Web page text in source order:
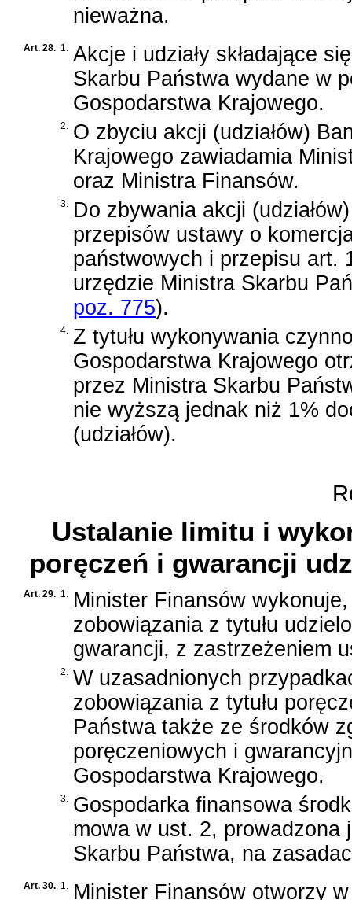
nieważna.
Art. 28. 1. Akcje i udziały składające
Skarbu Państwa wydane w
Gospodarstwa Krajowego.
2. O zbyciu akcji (udziałów)
Krajowego zawiadamia
oraz Ministra Finansów.
3. Do zbywania akcji
przepisów ustawy o
państwowych i przepisu art.
urzędzie Ministra Skarbu
poz. 775).
4. Z tytułu wykonywania
Gospodarstwa Krajowego
przez Ministra Skarbu
nie wyższą jednak niż 1%
(udziałów).
Ustalanie limitu i
poręczeń i gwarancji
Art. 29. 1. Minister Finansów
zobowiązania z tytułu
gwarancji, z zastrzeżeniem
2. W uzasadnionych
zobowiązania z tytułu
Państwa także ze środków
poręczeniowych i
Gospodarstwa Krajowego.
3. Gospodarka finansowa
mowa w ust. 2, prowadzona
Skarbu Państwa, na
Art. 30. 1. Minister Finansów otworzy